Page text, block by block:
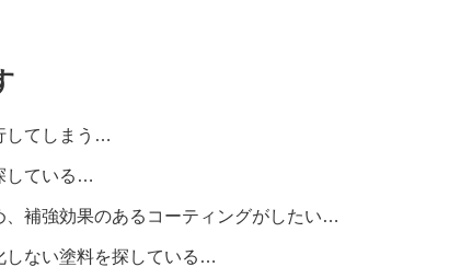
してしまう…
している…
補強効果のあるコーティングがしたい…
しない塗料を探している…